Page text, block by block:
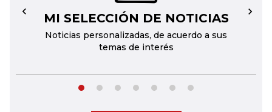
MI SELECCIÓN DE NOTICIAS
Noticias personalizadas, de acuerdo a sus
temas de interés
← →